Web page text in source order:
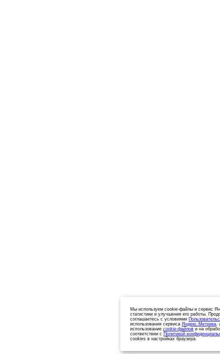
Мы используем cookie-файлы и сервис
статистики и улучшения его работы.
соглашаетесь с условиями
использования сервиса Яндекс.Метрика,
использование cookie-файлов и на
соответствии с Политикой
cookies в настройках браузера.